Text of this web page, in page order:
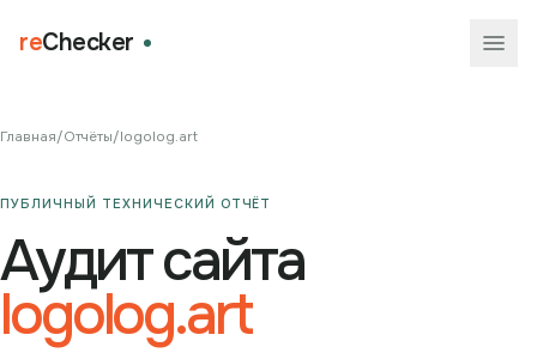
reChecker
Главная/Отчёты/logolog.art
ПУБЛИЧНЫЙ ТЕХНИЧЕСКИЙ ОТЧЁТ
Аудит сайта
logolog.art